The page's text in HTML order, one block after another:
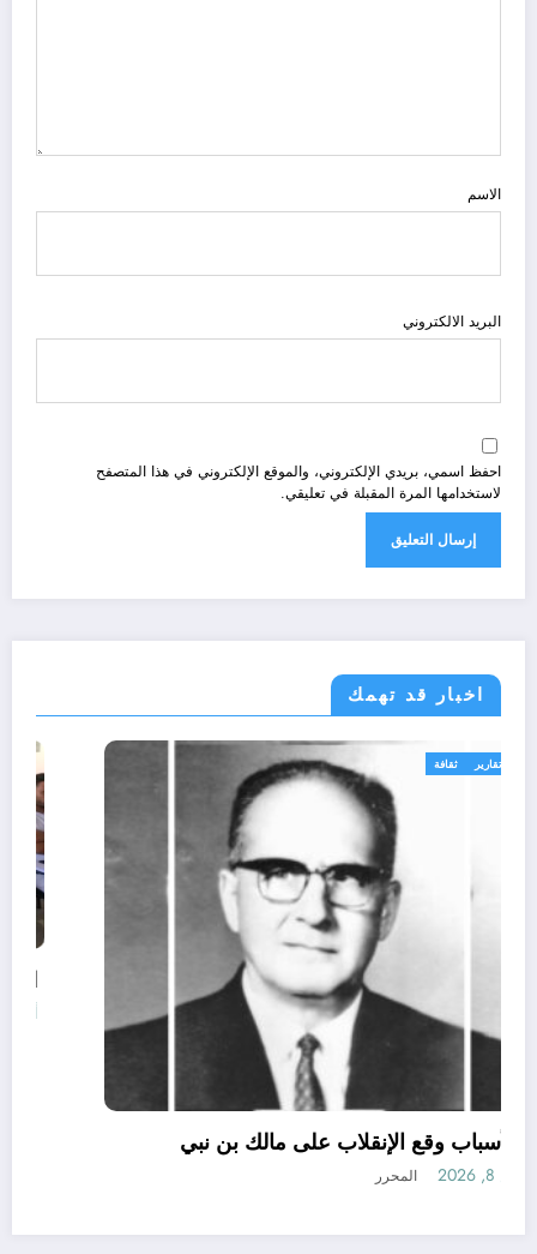
الاسم
البريد الالكتروني
احفظ اسمي، بريدي الإلكتروني، والموقع الإلكتروني في هذا المتصفح
لاستخدامها المرة المقبلة في تعليقي.
اخبار قد تهمك
الحدث تقارير
لهذه الأسباب وقع الإنقلاب على مالك بن نبي
أغسطس 8, 2026